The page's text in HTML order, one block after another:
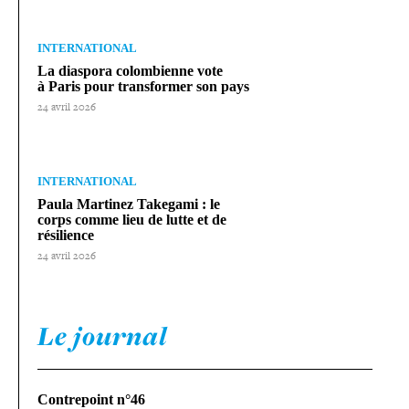
INTERNATIONAL
La diaspora colom­bienne vote
à Paris pour trans­for­mer son pays
24 avril 2026
INTERNATIONAL
Paula Martinez Takegami : le
corps comme lieu de lutte et de
résilience
24 avril 2026
Le journal
Contrepoint n°46